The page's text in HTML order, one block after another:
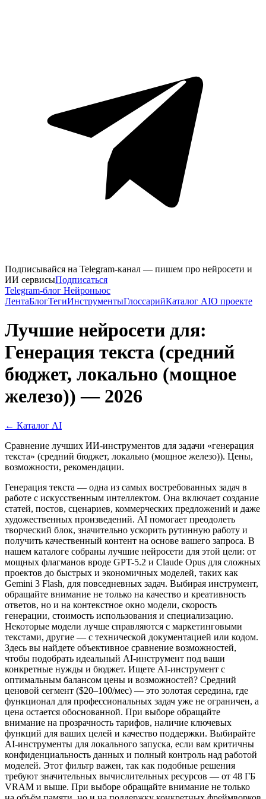
Подписывайся на Telegram-канал — пишем про нейросети и
ИИ сервисыПодписаться
Telegram-блог Нейроньюс
ЛентаБлогТегиИнструментыГлоссарийКаталог AIО проекте
Лучшие нейросети для:
Генерация текста (средний
бюджет, локально (мощное
железо)) — 2026
← Каталог AI
Сравнение лучших ИИ-инструментов для задачи «генерация
текста» (средний бюджет, локально (мощное железо)). Цены,
возможности, рекомендации.
Генерация текста — одна из самых востребованных задач в
работе с искусственным интеллектом. Она включает создание
статей, постов, сценариев, коммерческих предложений и даже
художественных произведений. AI помогает преодолеть
творческий блок, значительно ускорить рутинную работу и
получить качественный контент на основе вашего запроса. В
нашем каталоге собраны лучшие нейросети для этой цели: от
мощных флагманов вроде GPT-5.2 и Claude Opus для сложных
проектов до быстрых и экономичных моделей, таких как
Gemini 3 Flash, для повседневных задач. Выбирая инструмент,
обращайте внимание не только на качество и креативность
ответов, но и на контекстное окно модели, скорость
генерации, стоимость использования и специализацию.
Некоторые модели лучше справляются с маркетинговыми
текстами, другие — с технической документацией или кодом.
Здесь вы найдете объективное сравнение возможностей,
чтобы подобрать идеальный AI-инструмент под ваши
конкретные нужды и бюджет. Ищете AI-инструмент с
оптимальным балансом цены и возможностей? Средний
ценовой сегмент ($20–100/мес) — это золотая середина, где
функционал для профессиональных задач уже не ограничен, а
цена остается обоснованной. При выборе обращайте
внимание на прозрачность тарифов, наличие ключевых
функций для ваших целей и качество поддержки. Выбирайте
AI-инструменты для локального запуска, если вам критичны
конфиденциальность данных и полный контроль над работой
моделей. Этот фильтр важен, так как подобные решения
требуют значительных вычислительных ресурсов — от 48 ГБ
VRAM и выше. При выборе обращайте внимание не только